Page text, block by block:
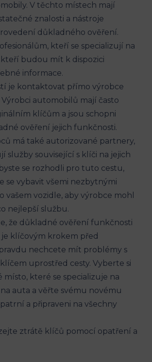
V těchto místech mají
znalosti ⁣a nástroje
důkladného ověření.
⁤kteří se specializují na
budou mít​ k dispozici
informace.
je kontaktovat přímo‌ výrobce
Výrobci automobilů mají často
klíčům a jsou schopni
ověření jejich funkčnosti.
má také autorizované ⁣partnery,
služby související s klíči na‌ jejich
se rozhodli pro⁢ tuto cestu,
se vybavit všemi nezbytnými
⁤vašem vozidle, aby výrobce mohl
nejlepší službu.
že důkladné⁢ ověření ⁣funkčnosti
klíčovým krokem před
nechcete mít problémy s
uprostřed cesty. Vyberte si
které se‍ specializuje na
auta a věřte ⁤svému novému
a připraveni na všechny